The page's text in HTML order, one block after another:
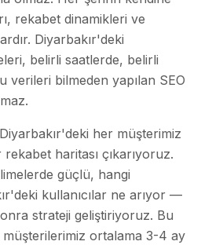
rekabet dinamikleri ve
Diyarbakır'deki
belirli saatlerde, belirli
bilmeden yapılan SEO
Diyarbakır'deki her müşterimiz
haritası çıkarıyoruz.
güçlü, hangi
'deki kullanıcılar ne arıyor —
strateji geliştiriyoruz. Bu
müşterilerimiz ortalama 3-4 ay